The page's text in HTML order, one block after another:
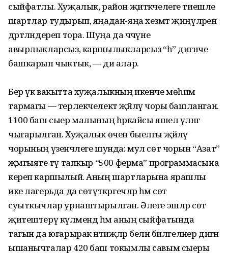
сыйфатлы. Хуҗалык, район җитәкчелеге тиешле
шартлар тудырып, яңадан-яңа хезмәт җиңүлә­ренә
дәрт­лән­дереп тора. Шуңа да чәчүне
авырлыкларсыз, каршылыкларсыз “һә” дигәнче
башкарып чыктык, — ди алар.
Бер үк вакытта хуҗалыкның икенче мөһим
тармагы — терлекчелектә җәйләү чоры башланган.
1100 баш сыер малының һәркайсы яшел үләнгә
чыгарылган. Хуҗалык өчен быелгы җәйләү
чорының үзенчәлеге шунда: мул сөт чорын “Азат”
җәмгыяте тәү тапкыр “500 ферма” программасына
кереп каршылый. Аның шартларына ярашлы
ике лагерьда да сөтүткәр­гечләр һәм сөт
суыткычлар урнаштырылган. Әлеге эшләр сөт
җитештерү күләмендә һәм аның сыйфатында
тагын да югарырак нәтиҗәләр белән билгеләнер дигән
ышанычталар 420 баш токымлы савым сыеры